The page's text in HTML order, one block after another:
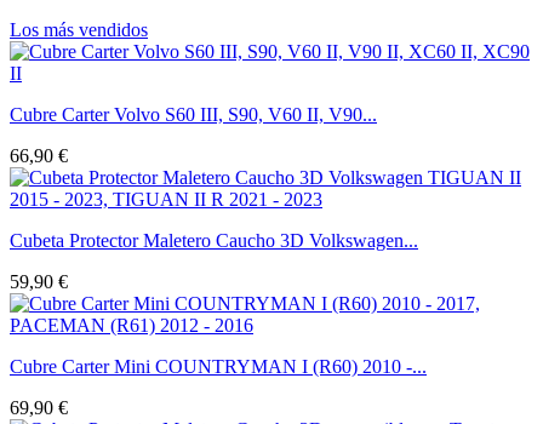
Los más vendidos
Cubre Carter Volvo S60 III, S90, V60 II, V90...
66,90 €
Cubeta Protector Maletero Caucho 3D Volkswagen...
59,90 €
Cubre Carter Mini COUNTRYMAN I (R60) 2010 -...
69,90 €